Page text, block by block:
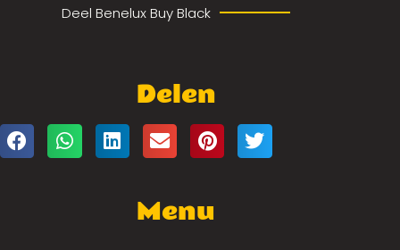
Deel Benelux Buy Black
Delen
Menu